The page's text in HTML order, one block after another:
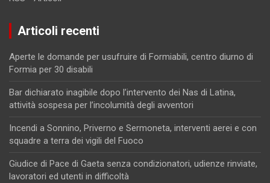
Articoli recenti
Aperte le domande per usufruire di Formiabili, centro diurno di
Formia per 30 disabili
Bar dichiarato inagibile dopo l’intervento dei Nas di Latina,
attività sospesa per l’incolumità degli avventori
Incendi a Sonnino, Priverno e Sermoneta, interventi aerei e con
squadre a terra dei vigili del Fuoco
Giudice di Pace di Gaeta senza condizionatori, udienze rinviate,
lavoratori ed utenti in difficoltà